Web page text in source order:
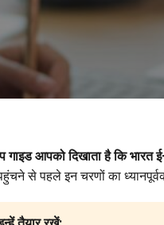
गाइड आपको दिखाता है कि
से पहले इन चरणों का